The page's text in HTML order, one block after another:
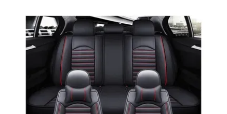
Mesin
Penularan
Penjaga kisi
Penutup mobil